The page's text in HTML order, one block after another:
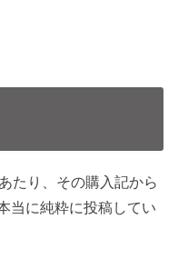
たり、その購入記から
当に純粋に投稿してい